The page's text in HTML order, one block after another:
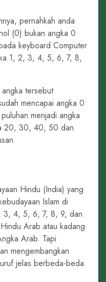
pernahkah anda
(0) bukan angka 0
keyboard Computer
1, 2, 3, 4, 5, 6, 7, 8,
tersebut
mencapai angka 0
menjadi angka
20, 30, 40, 50 dan
Hindu (India) yang
Islam di
3, 4, 5, 6, 7, 8, 9, dan
Arab atau kadang
Arab. Tapi
mengembangkan
jelas berbeda-beda